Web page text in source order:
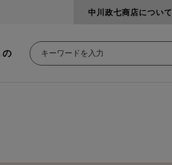
中川政七商店について